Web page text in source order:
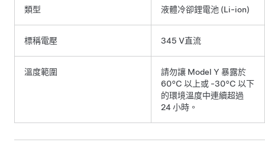
類型 液體冷卻鋰電池 (Li-ion)
標稱電壓 345 V直流
溫度範圍 請勿讓 Model Y 暴露於
60°C 以上或 -30°C 以下
的環境溫度中連續超過
24 小時。